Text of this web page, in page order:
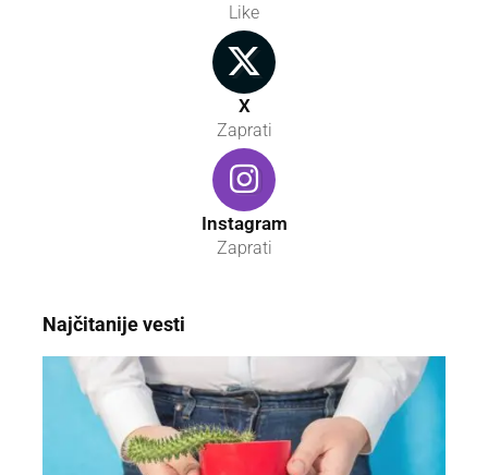
Like
X
Zaprati
Instagram
Zaprati
Najčitanije vesti